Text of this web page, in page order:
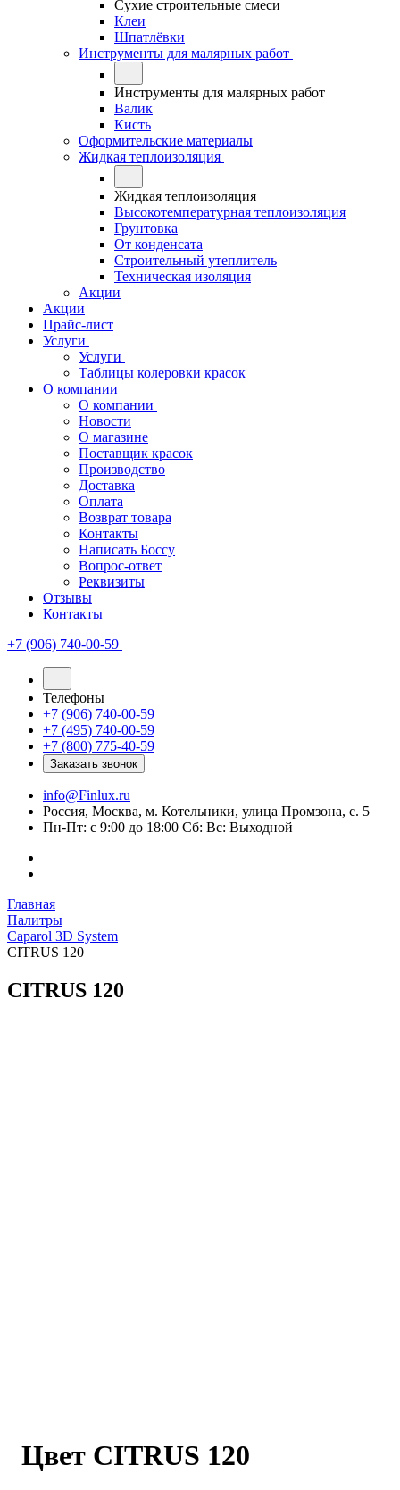
Сухие строительные смеси
Клеи
Шпатлёвки
Инструменты для малярных работ
Инструменты для малярных работ
Валик
Кисть
Оформительские материалы
Жидкая теплоизоляция
Жидкая теплоизоляция
Высокотемпературная теплоизоляция
Грунтовка
От конденсата
Строительный утеплитель
Техническая изоляция
Акции
Акции
Прайс-лист
Услуги
Услуги
Таблицы колеровки красок
О компании
О компании
Новости
О магазине
Поставщик красок
Производство
Доставка
Оплата
Возврат товара
Контакты
Написать Боссу
Вопрос-ответ
Реквизиты
Отзывы
Контакты
+7 (906) 740-00-59
Телефоны
+7 (906) 740-00-59
+7 (495) 740-00-59
+7 (800) 775-40-59
Заказать звонок
info@Finlux.ru
Россия, Москва, м. Котельники, улица Промзона, с. 5
Пн-Пт: с 9:00 до 18:00 Сб: Вс: Выходной
Главная
Палитры
Caparol 3D System
CITRUS 120
CITRUS 120
Цвет CITRUS 120